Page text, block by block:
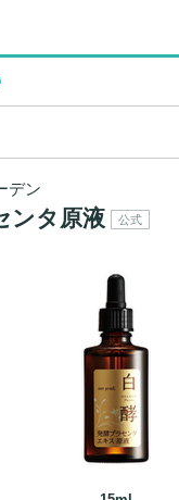
デン
ンタ原液 公式